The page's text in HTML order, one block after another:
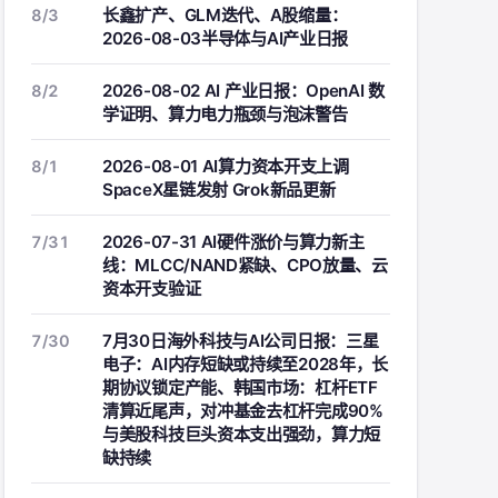
8/3
长鑫扩产、GLM迭代、A股缩量：
2026-08-03半导体与AI产业日报
8/2
2026-08-02 AI 产业日报：OpenAI 数
学证明、算力电力瓶颈与泡沫警告
8/1
2026-08-01 AI算力资本开支上调
SpaceX星链发射 Grok新品更新
7/31
2026-07-31 AI硬件涨价与算力新主
线：MLCC/NAND紧缺、CPO放量、云
资本开支验证
7/30
7月30日海外科技与AI公司日报：三星
电子：AI内存短缺或持续至2028年，长
期协议锁定产能、韩国市场：杠杆ETF
清算近尾声，对冲基金去杠杆完成90%
与美股科技巨头资本支出强劲，算力短
缺持续